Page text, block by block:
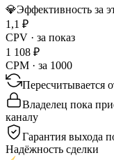
💎Эффективность за
1,1 ₽
CPV · за показ
1 108 ₽
CPM · за 1000
Пересчитывается
Владелец пока
каналу
Гарантия выхода
Надёжность сделки